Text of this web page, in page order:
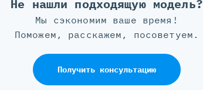
Не нашли подходящую модель?
Мы сэкономим ваше время!
Поможем, расскажем, посоветуем.
Получить консультацию